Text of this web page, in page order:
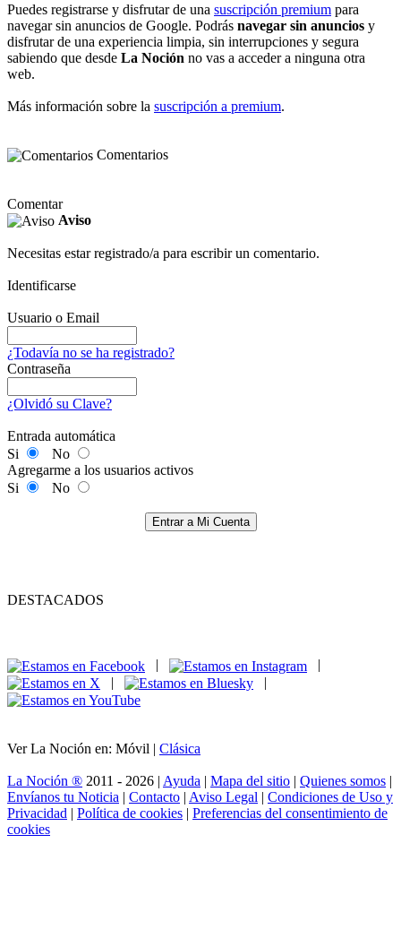
Puedes registrarse y disfrutar de una suscripción premium para
navegar sin anuncios de Google. Podrás navegar sin anuncios y
disfrutar de una experiencia limpia, sin interrupciones y segura
sabiendo que desde La Noción no vas a acceder a ninguna otra
web.
Más información sobre la suscripción a premium.
Comentarios
Comentar
Aviso
Necesitas estar registrado/a para escribir un comentario.
Identificarse
Usuario o Email
¿Todavía no se ha registrado?
Contraseña
¿Olvidó su Clave?
Entrada automática
Si
No
Agregarme a los usuarios activos
Si
No
Entrar a Mi Cuenta
DESTACADOS
|
|
Ver La Noción en: Móvil | Clásica
La Noción ® 2011 - 2026 | Ayuda | Mapa del sitio | Quienes somos |
Envíanos tu Noticia | Contacto | Aviso Legal | Condiciones de Uso y
Privacidad | Política de cookies | Preferencias del consentimiento de
cookies